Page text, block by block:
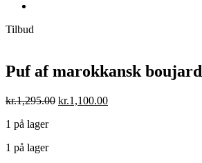
Tilbud
Puf af marokkansk boujard
kr.1,295.00 Original
kr.1,100.00Current
1 på lager
1 på lager